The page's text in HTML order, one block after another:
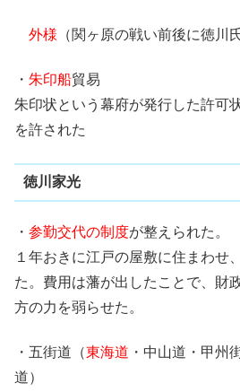
外様 （関ヶ原の戦い前後に徳川
・ 朱印船貿易
朱印状という幕府が発行した許可
を許された
徳川家光
・ 参勤交代の制度が整えられた。
１年おきに江戸の屋敷に住まわせ
た。費用は藩が出したことで、財
方の力を弱らせた。
・五街道（東海道 ・中山道・甲州
道）